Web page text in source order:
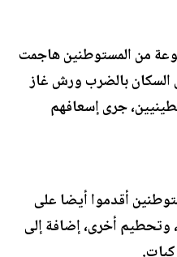
من المستوطنين هاجمت
السكان بالضرب ورش غاز
أدى إلى إصابة 5 فلسطينيين، جرى إسعافهم
أقدموا أيضا على
وتحطيم أخرى، إضافة إلى